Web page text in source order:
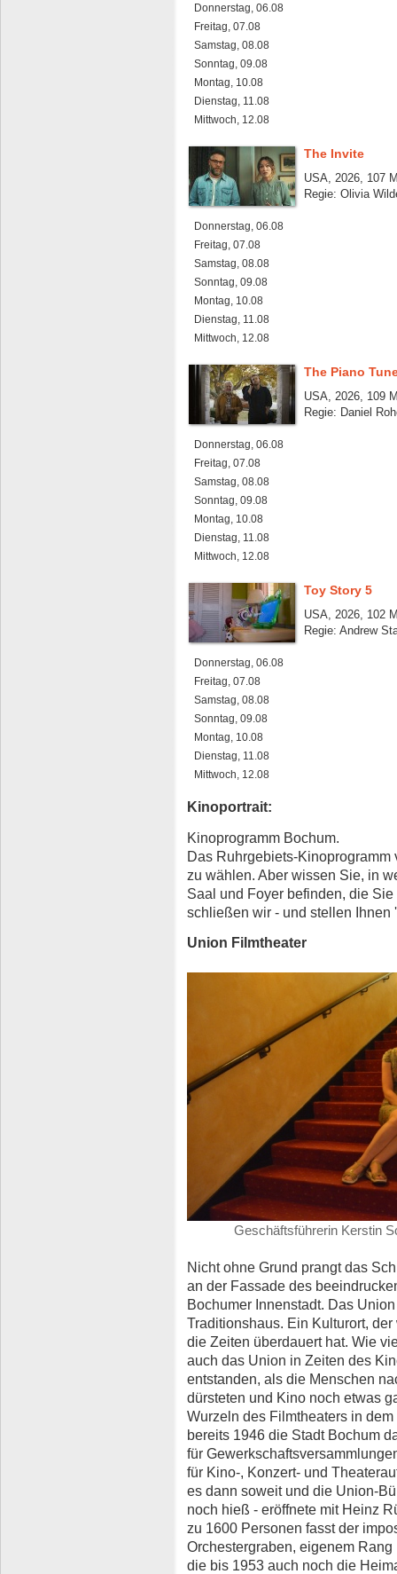
Donnerstag, 06.08
Freitag, 07.08
Samstag, 08.08
Sonntag, 09.08
Montag, 10.08
Dienstag, 11.08
Mittwoch, 12.08
The Invite
USA, 2026, 107
Regie: Olivia
Donnerstag, 06.08
Freitag, 07.08
Samstag, 08.08
Sonntag, 09.08
Montag, 10.08
Dienstag, 11.08
Mittwoch, 12.08
The Piano
USA, 2026, 109
Regie: Daniel
Donnerstag, 06.08
Freitag, 07.08
Samstag, 08.08
Sonntag, 09.08
Montag, 10.08
Dienstag, 11.08
Mittwoch, 12.08
Toy Story 5
USA, 2026, 102
Regie: Andrew
Donnerstag, 06.08
Freitag, 07.08
Samstag, 08.08
Sonntag, 09.08
Montag, 10.08
Dienstag, 11.08
Mittwoch, 12.08
Kinoportrait:
Kinoprogramm Bochum.
Das Ruhrgebiets-
zu wählen. Aber wissen Sie, in
Saal und Foyer befinden, die
schließen wir - und stellen Ihnen
Union Filmtheater
Geschäftsführerin Kerstin
Nicht ohne Grund prangt das
an der Fassade des
Bochumer Innenstadt. Das
Traditionshaus. Ein Kulturort,
die Zeiten überdauert hat. Wie
auch das Union in Zeiten des
entstanden, als die Menschen
dürsteten und Kino noch etwas
Wurzeln des Filmtheaters in
bereits 1946 die Stadt Bochum
für
für Kino-, Konzert- und
es dann soweit und die Union-
noch hieß - eröffnete mit Heinz
zu 1600 Personen fasst der
Orchestergraben, eigenem
die bis 1953 auch noch die